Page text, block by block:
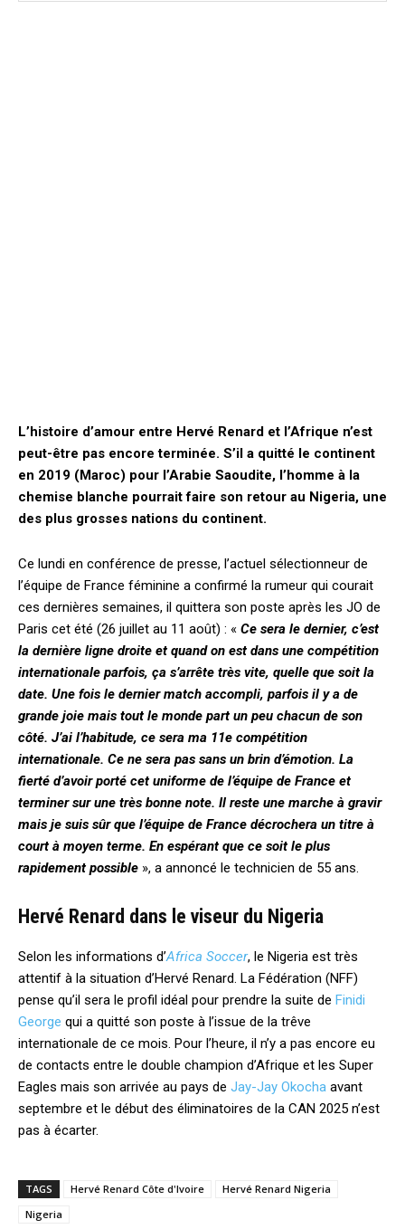
L’histoire d’amour entre Hervé Renard et l’Afrique n’est
peut-être pas encore terminée. S’il a quitté le continent
en 2019 (Maroc) pour l’Arabie Saoudite, l’homme à la
chemise blanche pourrait faire son retour au Nigeria, une
des plus grosses nations du continent.
Ce lundi en conférence de presse, l’actuel sélectionneur de
l’équipe de France féminine a confirmé la rumeur qui courait
ces dernières semaines, il quittera son poste après les JO de
Paris cet été (26 juillet au 11 août) : « Ce sera le dernier, c’est
la dernière ligne droite et quand on est dans une compétition
internationale parfois, ça s’arrête très vite, quelle que soit la
date. Une fois le dernier match accompli, parfois il y a de
grande joie mais tout le monde part un peu chacun de son
côté. J’ai l’habitude, ce sera ma 11e compétition
internationale. Ce ne sera pas sans un brin d’émotion. La
fierté d’avoir porté cet uniforme de l’équipe de France et
terminer sur une très bonne note. Il reste une marche à gravir
mais je suis sûr que l’équipe de France décrochera un titre à
court à moyen terme. En espérant que ce soit le plus
rapidement possible », a annoncé le technicien de 55 ans.
Hervé Renard dans le viseur du Nigeria
Selon les informations d’Africa Soccer, le Nigeria est très
attentif à la situation d’Hervé Renard. La Fédération (NFF)
pense qu’il sera le profil idéal pour prendre la suite de Finidi
George qui a quitté son poste à l’issue de la trêve
internationale de ce mois. Pour l’heure, il n’y a pas encore eu
de contacts entre le double champion d’Afrique et les Super
Eagles mais son arrivée au pays de Jay-Jay Okocha avant
septembre et le début des éliminatoires de la CAN 2025 n’est
pas à écarter.
TAGS Hervé Renard Côte d'Ivoire
Hervé Renard Nigeria
Nigeria